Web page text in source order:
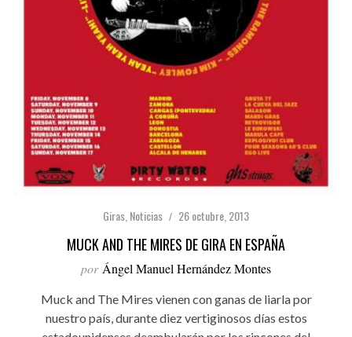
Giras Noticias 26 octubre, 2013
MUCK AND THE MIRES DE GIRA EN ESPAÑA
por Ángel Manuel Hernández Montes
Muck and The Mires vienen con ganas de liarla por
nuestro país, durante diez vertiginosos días estos